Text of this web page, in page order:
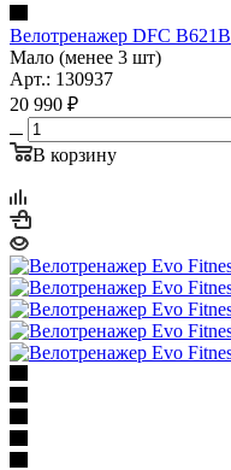
Велотренажер DFC B621B
Мало (менее 3 шт)
Арт.: 130937
20 990 ₽
В корзину